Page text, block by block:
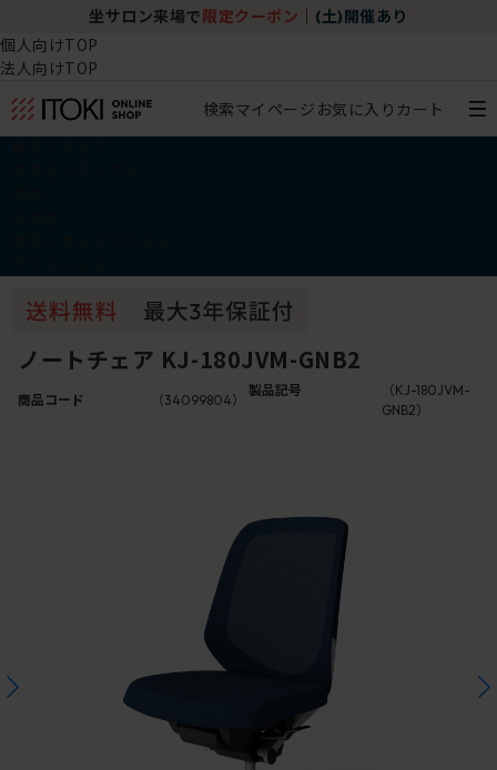
坐サロン来場で 限定クーポン (土)開催あり
個人向けTOP
法人向けTOP
検索マイページ お気に入り カート
ノートチェア KJ-180JVM-GNB2
商品コード （34099804）
製品記号
（KJ-180JVM-
GNB2）